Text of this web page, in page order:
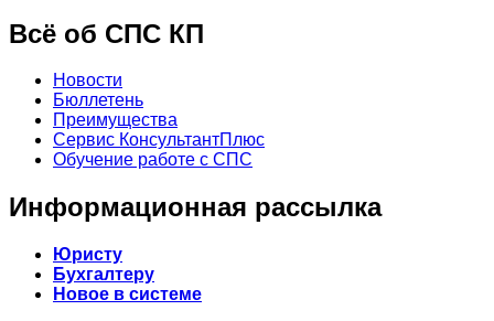
Всё об СПС КП
Новости
Бюллетень
Преимущества
Сервис КонсультантПлюс
Обучение работе с СПС
Информационная рассылка
Юристу
Бухгалтеру
Новое в системе